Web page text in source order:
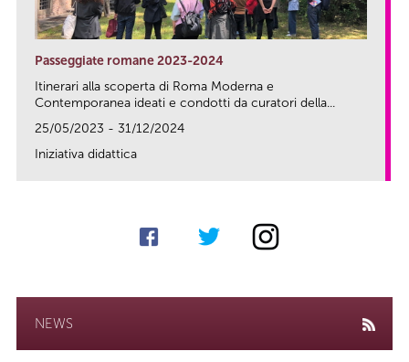
Passeggiate romane 2023-2024
Itinerari alla scoperta di Roma Moderna e
Contemporanea ideati e condotti da curatori della...
25/05/2023 - 31/12/2024
Iniziativa didattica
NEWS